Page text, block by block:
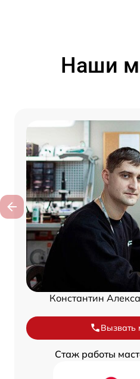
Наши
Константин
Вызвать
Стаж работы